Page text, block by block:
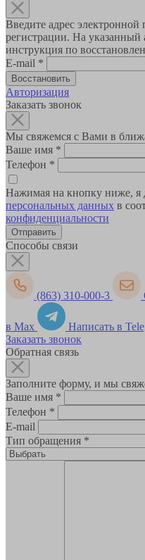
Введите адрес
регистрации. На указанный
инструкция по
E-mail *
Авторизация
Заказать звонок
Мы свяжемся с Вами в
Ваше имя *
Телефон *
Нажимая на кнопку ниже, я
персональных данных в
конфиденциальности
Способы связи
(863) 310-000-3
в Max
Написать в
Заказать звонок
Обратная связь
Заполните форму, и мы
Ваше имя *
Телефон *
E-mail
Тип обращения *